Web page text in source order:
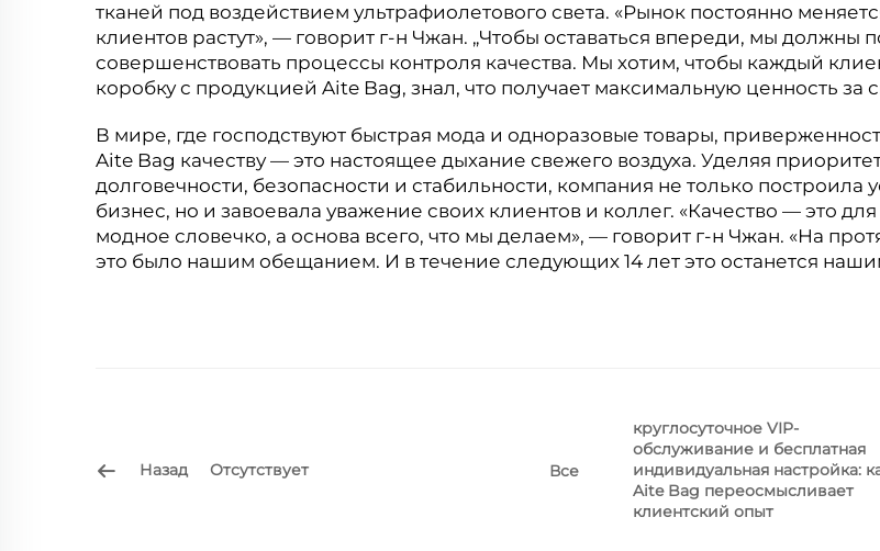
тканей под воздействием ультрафиолетового света. «Рынок постоянно
клиентов растут», — говорит г-н Чжан. „Чтобы оставаться впереди, мы должны
совершенствовать процессы контроля качества. Мы хотим, чтобы каждый
коробку с продукцией Aite Bag, знал, что получает максимальную ценность за
В мире, где господствуют быстрая мода и одноразовые товары,
Aite Bag качеству — это настоящее дыхание свежего воздуха. Уделяя
долговечности, безопасности и стабильности, компания не только построила
бизнес, но и завоевала уважение своих клиентов и коллег. «Качество — это
модное словечко, а основа всего, что мы делаем», — говорит г-н Чжан. «На
это было нашим обещанием. И в течение следующих 14 лет это останется
Назад Отсутствует Все
круглосуточное VIP-
обслуживание и бесплатная
индивидуальная настройка:
Aite Bag переосмысливает
клиентский опыт